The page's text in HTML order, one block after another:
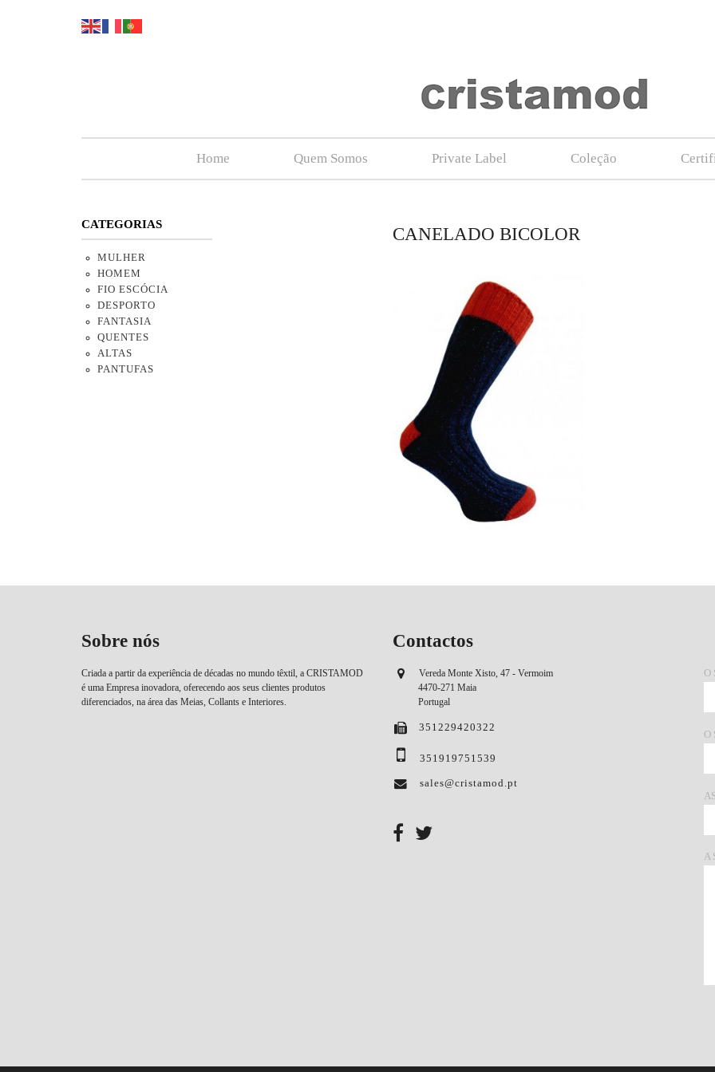
Home Quem Somos Private Label Coleção
CANELADO BICOLOR
CATEGORIAS
MULHER
HOMEM
FIO ESCÓCIA
DESPORTO
FANTASIA
QUENTES
ALTAS
PANTUFAS
Sobre nós
Criada a partir da experiência de décadas no mundo têxtil, a CRISTAMOD
é uma Empresa inovadora, oferecendo aos seus clientes produtos
diferenciados, na área das Meias, Collants e Interiores.
Contactos
Vereda Monte Xisto, 47 - Vermoim
4470-271 Maia
Portugal
351229420322
351919751539
sales@cristamod.pt
O
O
A